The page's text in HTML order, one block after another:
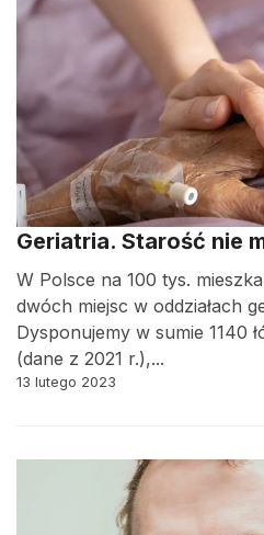
Geriatria. Starość nie
W Polsce na 100 tys.
dwóch miejsc w oddziałach
Dysponujemy w sumie 1140
(dane z 2021 r.),...
13 lutego 2023